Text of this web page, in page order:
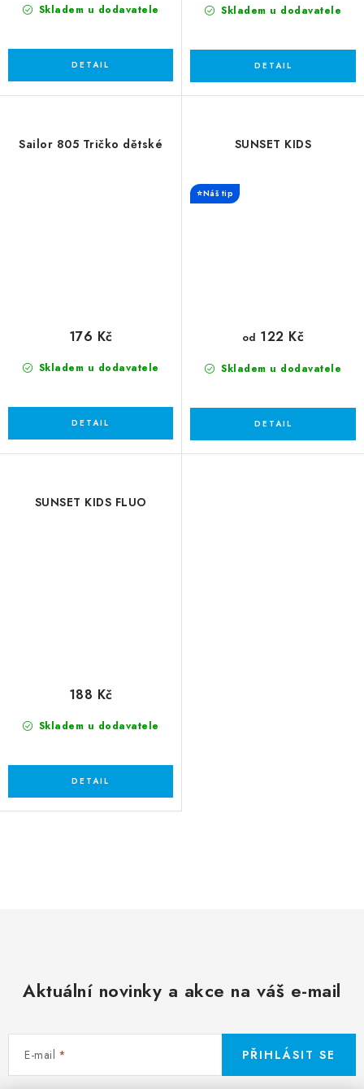
Skladem u dodavatele Skladem u dodavatele
Sailor 805 Tričko dětské
Skladem u dodavatele
176 Kč
SUNSET KIDS
⭐Náš tip
Skladem u dodavatele
od 122 Kč
SUNSET KIDS FLUO
Skladem u dodavatele
188 Kč
p
v
Aktuální novinky a akce na váš e-mail
E-mail PŘIHLÁSIT SE